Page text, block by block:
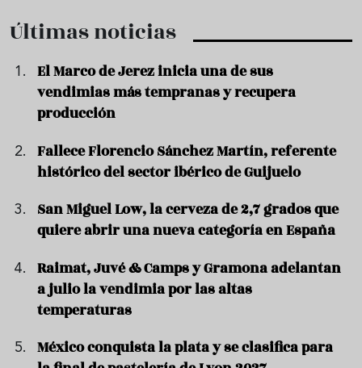
Últimas noticias
El Marco de Jerez inicia una de sus
vendimias más tempranas y recupera
producción
Fallece Florencio Sánchez Martín, referente
histórico del sector ibérico de Guijuelo
San Miguel Low, la cerveza de 2,7 grados que
quiere abrir una nueva categoría en España
Raimat, Juvé & Camps y Gramona adelantan
a julio la vendimia por las altas
temperaturas
México conquista la plata y se clasifica para